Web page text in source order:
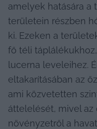
amelyek hatására a
területein részben
ki. Ezeken a
fő téli
lucerna leveleihez.
eltakarításában az
ami közvetetten
áttelelését, mivel
növényzetről a